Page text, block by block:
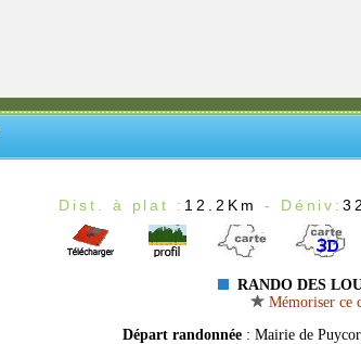
Dist. à plat : 12.2Km - Déniv:
RANDO DES
Mémoriser ce
Départ randonnée : Mairie de